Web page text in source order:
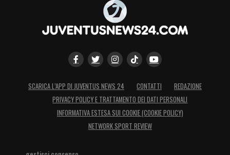
SCARICA L’APP DI JUVENTUS NEWS 24 CONTATTI
REDAZIONE
PRIVACY POLICY E TRATTAMENTO DEI DATI PERSONALI
INFORMATIVA ESTESA SUI COOKIE (COOKIE POLICY)
NETWORK SPORT REVIEW